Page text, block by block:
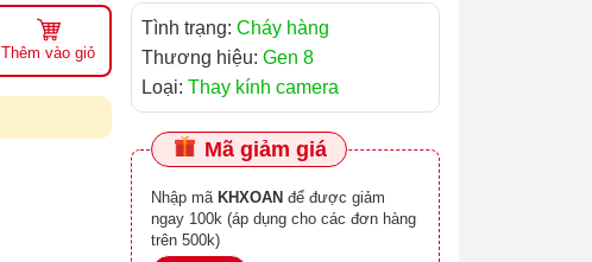
Thêm vào giỏ
Tình trạng: Cháy hàng
Thương hiệu: Gen 8
Loại: Thay kính camera
Mã giảm giá
Nhập mã KHXOAN
ngay 100k (áp dụng cho các đơn hàng
trên 500k)